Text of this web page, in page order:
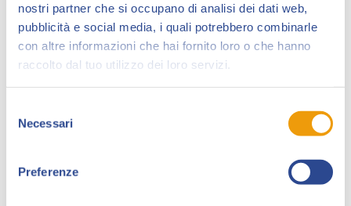
nostri partner che si occupano di analisi dei dati web,
pubblicità e social media, i quali potrebbero combinarle
con altre informazioni che hai fornito loro o che hanno
raccolto dal tuo utilizzo dei loro servizi.
delNecessari
Preferenze
dedicato alla vendita delle tavole originali, da anni
punto di riferimento per artisti come Gipi, Roi,
Carnevale e molti altri.A Collezionando, oltre a un
novità incredibile: le tavole originali di
Dopo un lungo
, il recente albo del ritorno di Tiziano Sclavi a
Le pagine di questa storia sono già un classico,